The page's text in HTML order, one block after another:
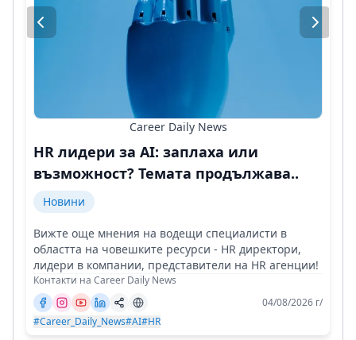
Career Daily News
HR лидери за AI: заплаха или
възможност? Темата продължава..
Новини
Вижте още мнения на водещи специалисти в
областта на човешките ресурси - HR директори,
лидери в компании, представители на HR агенции!
Контакти на Career Daily News
04/08/2026 г/
#Career_Daily_News#AI#HR